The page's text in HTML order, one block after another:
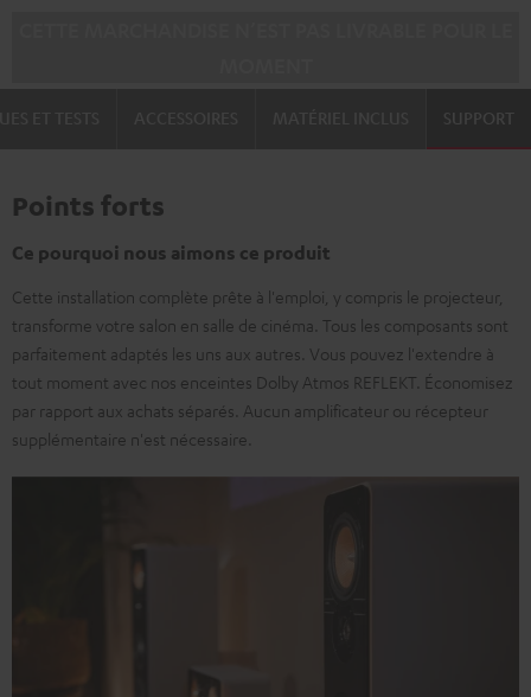
SUPPORT
Points forts
Ce pourquoi nous aimons ce produit
Cette installation complète prête à l'emploi, y compris le projecteur,
transforme votre salon en salle de cinéma. Tous les composants sont
parfaitement adaptés les uns aux autres. Vous pouvez l'extendre à
tout moment avec nos enceintes Dolby Atmos REFLEKT. Économisez
par rapport aux achats séparés. Aucun amplificateur ou récepteur
supplémentaire n'est nécessaire.